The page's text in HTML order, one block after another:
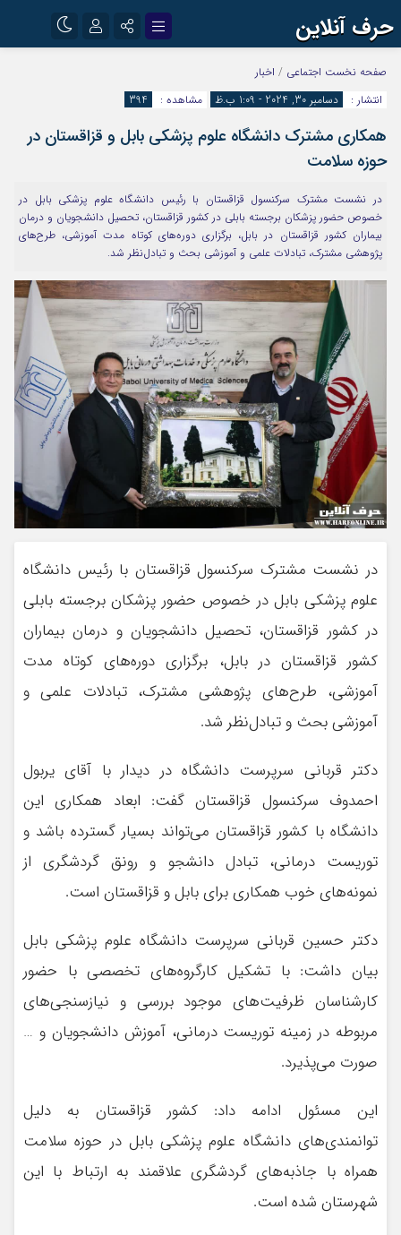
حرف آنلاین
اینستاگرام
آپارات
رمز عبور
مرا به خاطر بسپار
صفحه نخست اجتماعی / اخبار
انتشار :
دسامبر 30, 2024 - 1:09 ب.ظ مشاهده : 394
همکاری مشترک دانشگاه علوم پزشکی بابل و قزاقستان در
حوزه سلامت
در نشست مشترک سرکنسول قزاقستان با رئیس دانشگاه علوم پزشکی بابل در
خصوص حضور پزشکان برجسته بابلی در کشور قزاقستان، تحصیل دانشجویان و درمان
بیماران کشور قزاقستان در بابل، برگزاری دوره‌های کوتاه مدت آموزشی، طرح‌های
پژوهشی مشترک، تبادلات علمی و آموزشی بحث و تبادل‌نظر شد.
در نشست مشترک سرکنسول قزاقستان با رئیس دانشگاه
علوم پزشکی بابل در خصوص حضور پزشکان برجسته بابلی
در کشور قزاقستان، تحصیل دانشجویان و درمان بیماران
کشور قزاقستان در بابل، برگزاری دوره‌های کوتاه مدت
آموزشی، طرح‌های پژوهشی مشترک، تبادلات علمی و
آموزشی بحث و تبادل‌نظر شد.
دکتر قربانی سرپرست دانشگاه در دیدار با آقای یربول
احمدوف سرکنسول قزاقستان گفت: ابعاد همکاری این
دانشگاه با کشور قزاقستان می‌تواند بسیار گسترده باشد و
توریست درمانی، تبادل دانشجو و رونق گردشگری از
نمونه‌های خوب همکاری برای بابل و قزاقستان است.
دکتر حسین قربانی سرپرست دانشگاه علوم پزشکی بابل
بیان داشت: با تشکیل کارگروه‌های تخصصی با حضور
کارشناسان ظرفیت‌های موجود بررسی و نیازسنجی‌های
مربوطه در زمینه توریست درمانی، آموزش دانشجویان و …
صورت می‌پذیرد.
این مسئول ادامه داد: کشور قزاقستان به دلیل
توانمندی‌های دانشگاه علوم پزشکی بابل در حوزه سلامت
همراه با جاذبه‌های گردشگری علاقمند به ارتباط با این
شهرستان شده است.